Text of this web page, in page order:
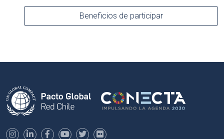
Beneficios de participar